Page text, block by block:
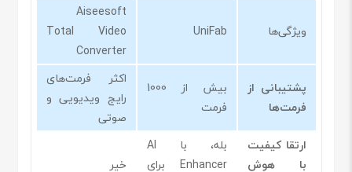
ویژگی‌ها UniFab
Aiseesoft
Total Video
Converter
پشتیبانی از
فرمت‌ها
بیش از 1000
فرمت
اکثر فرمت‌های
رایج ویدیویی و
صوتی
ارتقا کیفیت
با هوش
بله، با AI
Enhancer برای
خیر